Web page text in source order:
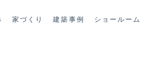
家づくり 建築事例 ショールーム